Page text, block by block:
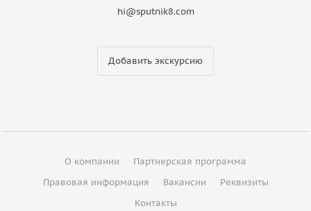
hi@sputnik8.com
Добавить экскурсию
О компании
Партнерская программа
Правовая информация
Вакансии
Реквизиты
Контакты